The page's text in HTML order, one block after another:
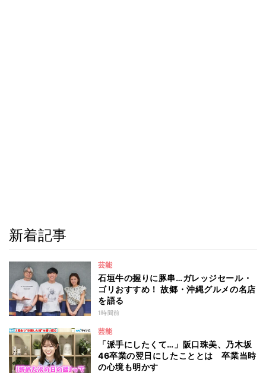
新着記事
芸能
石垣牛の握りに豚串…ガレッジセール・
ゴリおすすめ！ 故郷・沖縄グルメの名店
を語る
1時間前
芸能
「派手にしたくて…」阪口珠美、乃木坂
46卒業の翌日にしたこととは 卒業当時
の心境も明かす